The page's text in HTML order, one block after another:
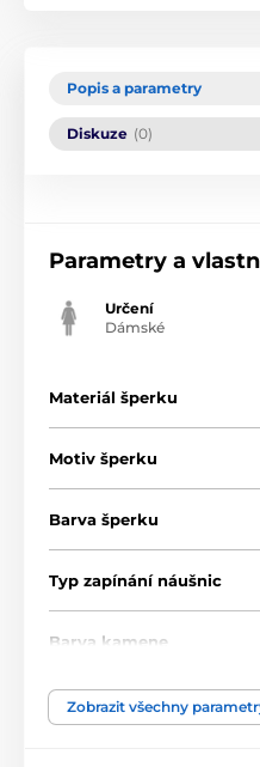
Popis a parametry
Diskuze (0)
Parametry a
Určení
Dámské
Materiál šperku
Motiv šperku
Barva šperku
Typ zapínání náušnic
Barva kamene
Zobrazit všechny